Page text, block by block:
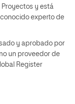
y está
experto de
y aprobado por
un proveedor de
Register